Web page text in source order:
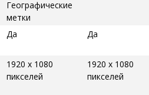
Географические
метки
Да Да
1920 x 1080
пикселей
1920 x 1080
пикселей